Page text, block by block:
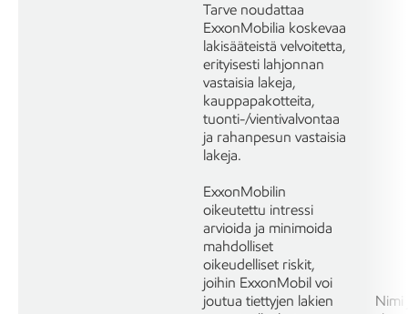
Tarve noudattaa
ExxonMobilia koskevaa
lakisääteistä velvoitetta,
erityisesti lahjonnan
vastaisia lakeja,
kauppapakotteita,
tuonti-/vientivalvontaa
ja rahanpesun vastaisia
lakeja.
ExxonMobilin
oikeutettu intressi
arvioida ja minimoida
mahdolliset
oikeudelliset riskit,
joihin ExxonMobil voi
joutua tiettyjen lakien
Nimi